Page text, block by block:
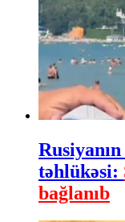
təhlükəsi:
bağlanıb